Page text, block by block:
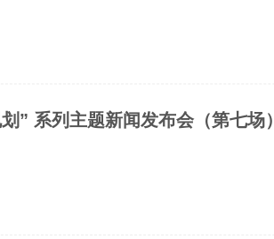
” 系列主题新闻发布会（第七场）